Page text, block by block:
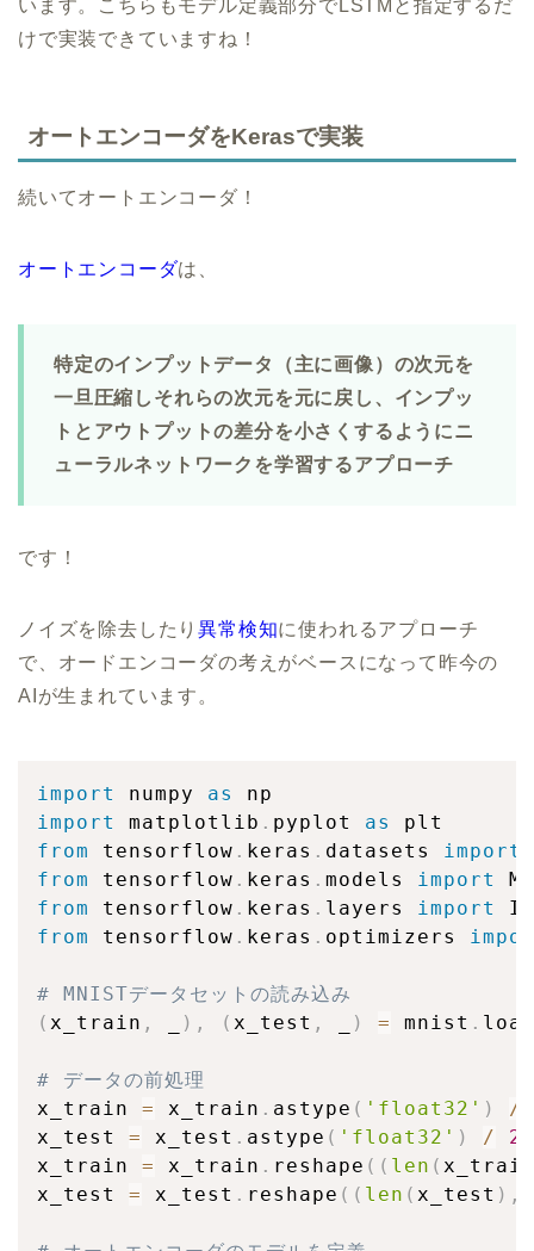
います。こちらもモデル定義部分でLSTMと指定するだ
けで実装できていますね！
オートエンコーダをKerasで実装
続いてオートエンコーダ！
オートエンコーダは、
特定のインプットデータ（主に画像）の次元を
一旦圧縮しそれらの次元を元に戻し、インプッ
トとアウトプットの差分を小さくするようにニ
ューラルネットワークを学習するアプローチ
です！
ノイズを除去したり異常検知に使われるアプローチ
で、オードエンコーダの考えがベースになって昨今の
AIが生まれています。
import numpy as
import
matplotlib . pyplot as
from
tensorflow . keras . datasets import
from
tensorflow . keras . models import
from
tensorflow . keras . layers import
from
tensorflow . keras . optimizers
# MNISTデータセットの読み込み
( x_train , ) , ( x_test , ) = mnist .
# データの前処理
x_train = x_train . astype ( 'float32' )
/
x_test = x_test . astype ( 'float32' ) /
x_train = x_train . reshape ( ( len ( x_train
x_test = x_test . reshape ( ( len ( x_test ) ,